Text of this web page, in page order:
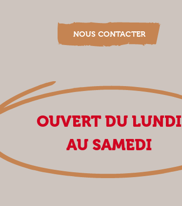
NOUS CONTACTER
OUVERT DU LUNDI
AU SAMEDI